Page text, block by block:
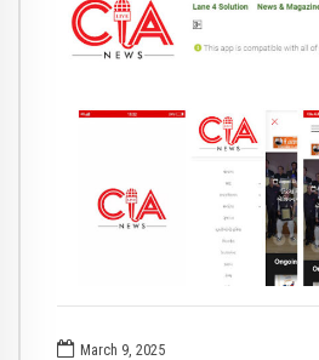
March 9, 2025